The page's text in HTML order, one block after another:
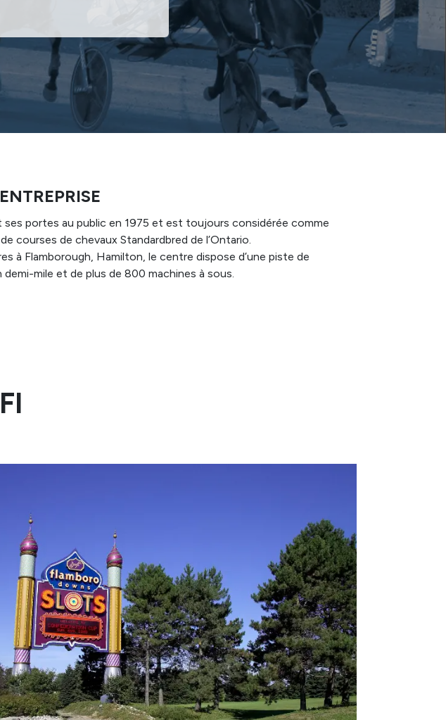
ses portes au public en 1975 et est toujours considérée comme
courses de chevaux Standardbred de l’Ontario.
à Flamborough, Hamilton, le centre dispose d’une piste de
mile et de plus de 800 machines à sous.